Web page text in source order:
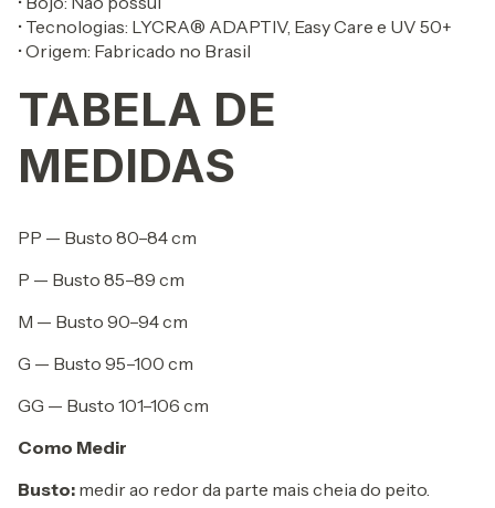
• Tecnologias: LYCRA® ADAPTIV, Easy Care e UV 50+
• Origem: Fabricado no Brasil
TABELA DE
MEDIDAS
PP — Busto 80–84 cm
P — Busto 85–89 cm
M — Busto 90–94 cm
G — Busto 95–100 cm
GG — Busto 101–106 cm
Como Medir
Busto: medir ao redor da parte mais cheia do peito.